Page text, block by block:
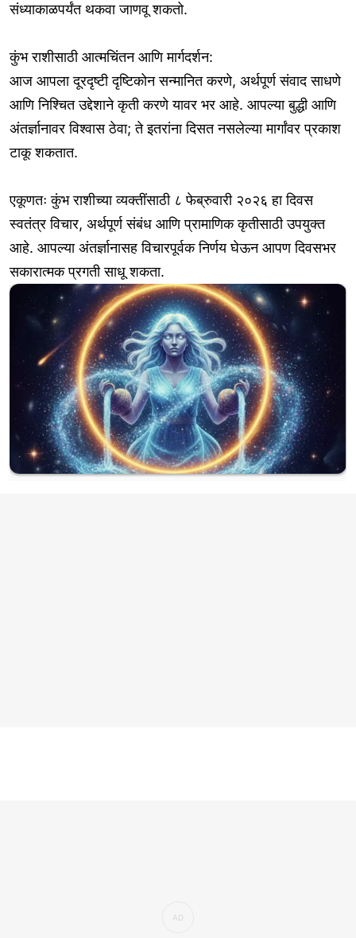
संध्याकाळपर्यंत थकवा जाणवू शकतो.
कुंभ राशीसाठी आत्मचिंतन आणि मार्गदर्शन:
आज आपला दूरदृष्टी दृष्टिकोन सन्मानित करणे, अर्थपूर्ण संवाद साधणे
आणि निश्चित उद्देशाने कृती करणे यावर भर आहे. आपल्या बुद्धी आणि
अंतर्ज्ञानावर विश्वास ठेवा; ते इतरांना दिसत नसलेल्या मार्गांवर प्रकाश
टाकू शकतात.
एकूणतः कुंभ राशीच्या व्यक्तींसाठी ८ फेब्रुवारी २०२६ हा दिवस
स्वतंत्र विचार, अर्थपूर्ण संबंध आणि प्रामाणिक कृतीसाठी उपयुक्त
आहे. आपल्या अंतर्ज्ञानासह विचारपूर्वक निर्णय घेऊन आपण दिवसभर
सकारात्मक प्रगती साधू शकता.